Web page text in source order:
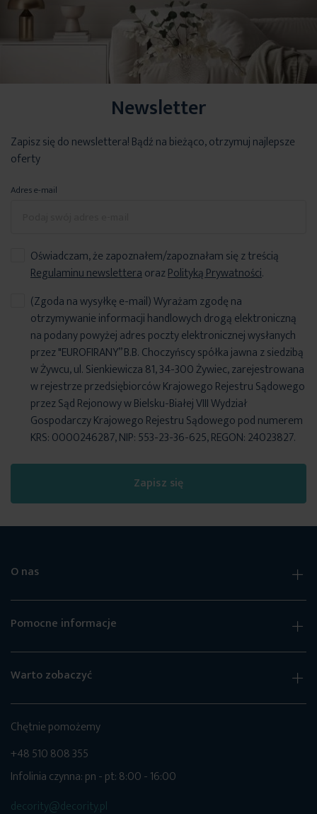
Newsletter
Zapisz się do newslettera! Bądź na bieżąco, otrzymuj najlepsze
oferty
Adres e-mail
Oświadczam, że zapoznałem/zapoznałam się z treścią
Regulaminu newsletteraorazPolityką Prywatności.
Zapisz się
(Zgoda na wysyłkę e-mail) Wyrażam zgodę na
otrzymywanie informacji handlowych drogą elektroniczną
na podany powyżej adres poczty elektronicznej wysłanych
przez "EUROFIRANY” B.B. Choczyńscy spółka jawna z siedzibą
w Żywcu, ul. Sienkiewicza 81, 34-300 Żywiec, zarejestrowana
w rejestrze przedsiębiorców Krajowego Rejestru Sądowego
przez Sąd Rejonowy w Bielsku-Białej VIII Wydział
Gospodarczy Krajowego Rejestru Sądowego pod numerem
KRS: 0000246287, NIP: 553-23-36-625, REGON: 24023827.
O nas
Pomocne informacje
Warto zobaczyć
Chętnie pomożemy
+48 510 808 355
Infolinia czynna: pn - pt: 8:00 - 16:00
decority@decority.pl